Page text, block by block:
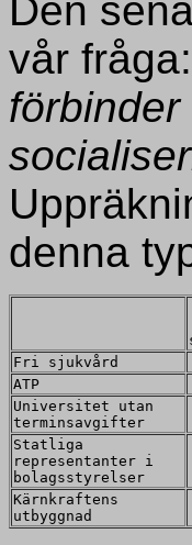
Den
vår fråga:
denna
Fri sjukvård
ATP
Universitet utan
terminsavgifter
Statliga
representanter i
bolagsstyrelser
Kärnkraftens
utbyggnad